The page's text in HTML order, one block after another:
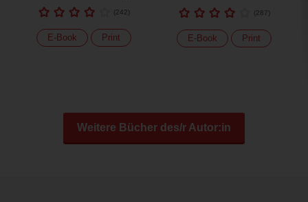
(242)
E-Book Print
(287)
E-Book Print
Weitere Bücher des/r Autor:in